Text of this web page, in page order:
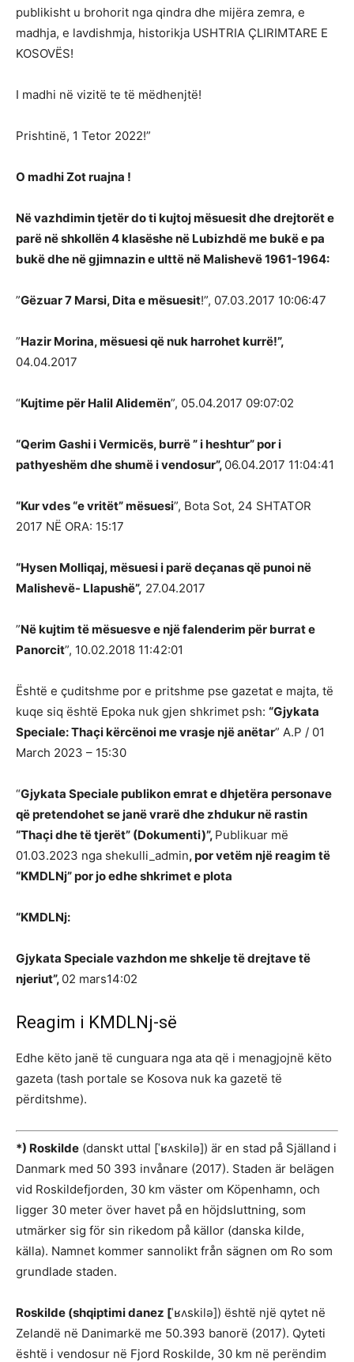
publikisht u brohorit nga qindra dhe mijëra zemra, e
madhja, e lavdishmja, historikja USHTRIA ÇLIRIMTARE E
KOSOVËS!
I madhi në vizitë te të mëdhenjtë!
Prishtinë, 1 Tetor 2022!”
O madhi Zot ruajna !
Në vazhdimin tjetër do ti kujtoj mësuesit dhe drejtorët e
parë në shkollën 4 klasëshe në Lubizhdë me bukë e pa
bukë dhe në gjimnazin e ulttë në Malishevë 1961-1964:
”Gëzuar 7 Marsi, Dita e mësuesit!”, 07.03.2017 10:06:47
”Hazir Morina, mësuesi që nuk harrohet kurrë!”,
04.04.2017
“Kujtime për Halil Alidemën”, 05.04.2017 09:07:02
“Qerim Gashi i Vermicës, burrë ” i heshtur” por i
pathyeshëm dhe shumë i vendosur”, 06.04.2017 11:04:41
“Kur vdes “e vritët” mësuesi”, Bota Sot, 24 SHTATOR
2017 NË ORA: 15:17
“Hysen Molliqaj, mësuesi i parë deçanas që punoi në
Malishevë- Llapushë”, 27.04.2017
”Në kujtim të mësuesve e një falenderim për burrat e
Panorcit”, 10.02.2018 11:42:01
Është e çuditshme por e pritshme pse gazetat e majta, të
kuqe siq është Epoka nuk gjen shkrimet psh: “Gjykata
Speciale: Thaçi kërcënoi me vrasje një anëtar” A.P / 01
March 2023 – 15:30
“Gjykata Speciale publikon emrat e dhjetëra personave
që pretendohet se janë vrarë dhe zhdukur në rastin
“Thaçi dhe të tjerët” (Dokumenti)”, Publikuar më
01.03.2023 nga shekulli_admin, por vetëm një reagim të
“KMDLNj” por jo edhe shkrimet e plota
“KMDLNj:
Gjykata Speciale vazhdon me shkelje të drejtave të
njeriut”, 02 mars14:02
Reagim i KMDLNj-së
Edhe këto janë të cunguara nga ata që i menagjojnë këto
gazeta (tash portale se Kosova nuk ka gazetë të
përditshme).
*) Roskilde (danskt uttal [ˈʁʌskilə]) är en stad på Själland i
Danmark med 50 393 invånare (2017). Staden är belägen
vid Roskildefjorden, 30 km väster om Köpenhamn, och
ligger 30 meter över havet på en höjdsluttning, som
utmärker sig för sin rikedom på källor (danska kilde,
källa). Namnet kommer sannolikt från sägnen om Ro som
grundlade staden.
Roskilde (shqiptimi danez [ˈʁʌskilə]) është një qytet në
Zelandë në Danimarkë me 50.393 banorë (2017). Qyteti
është i vendosur në Fjord Roskilde, 30 km në perëndim